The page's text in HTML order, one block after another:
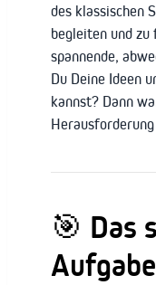
des klassischen
begleiten und zu
spannende,
Du Deine Ideen
kannst? Dann
🎯 Das